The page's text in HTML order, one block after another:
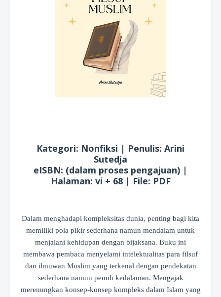
Kategori: Nonfiksi | Penulis: Arini
Sutedja
eISBN: (dalam proses pengajuan) |
Halaman: vi + 68 | File: PDF
Dalam menghadapi kompleksitas dunia, penting bagi kita
memiliki pola pikir sederhana namun mendalam untuk
menjalani kehidupan dengan bijaksana. Buku ini
membawa pembaca menyelami intelektualitas para filsuf
dan ilmuwan Muslim yang terkenal dengan pendekatan
sederhana namun penuh kedalaman. Mengajak
merenungkan konsep-konsep kompleks dalam Islam yang